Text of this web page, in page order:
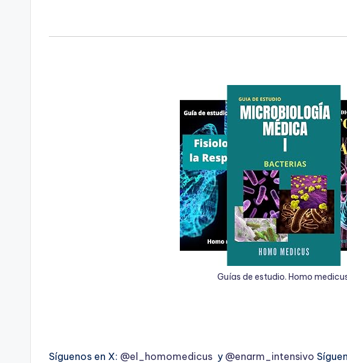
Guías de estudio. Homo
Síguenos en X: @el_homomedicus y @enarm_intensivo